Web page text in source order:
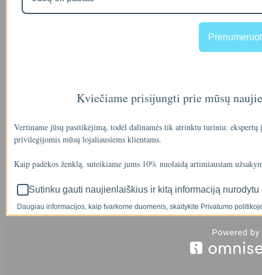
Kviečiame prisijungti prie mūsų
Vertiname jūsų pasitikėjimą, todėl dalinamės tik atrinktu turiniu:
privilegijomis mūsų lojaliausiems klientams.
Kaip padėkos ženklą, suteikiame jums 10% nuolaidą artimiausiam
Sutinku gauti naujienlaiškius ir kitą informaciją
Daugiau informacijos, kaip tvarkome duomenis, skaitykite Privatumo